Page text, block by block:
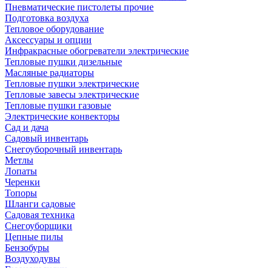
Пневматические пистолеты прочие
Подготовка воздуха
Тепловое оборудование
Аксессуары и опции
Инфракрасные обогреватели электрические
Тепловые пушки дизельные
Масляные радиаторы
Тепловые пушки электрические
Тепловые завесы электрические
Тепловые пушки газовые
Электрические конвекторы
Сад и дача
Садовый инвентарь
Снегоуборочный инвентарь
Метлы
Лопаты
Черенки
Топоры
Шланги садовые
Садовая техника
Снегоуборщики
Цепные пилы
Бензобуры
Воздуходувы